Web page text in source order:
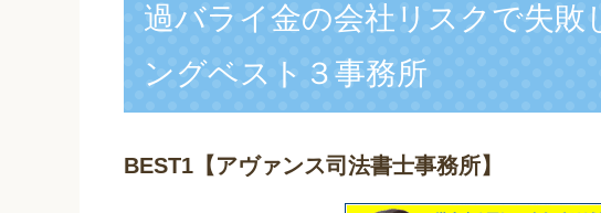
過バライ金の会社リスクで失敗
ングベスト３事務所
BEST1 【アヴァンス司法書士事務所】